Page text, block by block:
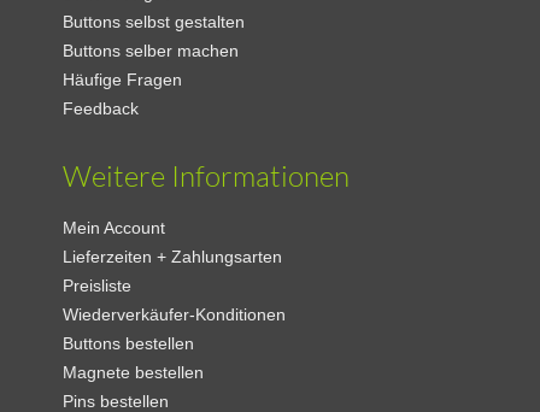
Buttons selbst gestalten
Buttons selber machen
Häufige Fragen
Feedback
Weitere Informationen
Mein Account
Lieferzeiten + Zahlungsarten
Preisliste
Wiederverkäufer-Konditionen
Buttons bestellen
Magnete bestellen
Pins bestellen